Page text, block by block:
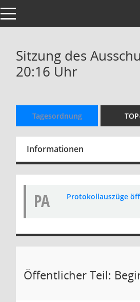
Toggle navigation
Sitzung des
20:16 Uhr
Tagesordnung
Informationen
PA Protokollauszüge
Öffentlicher Teil: